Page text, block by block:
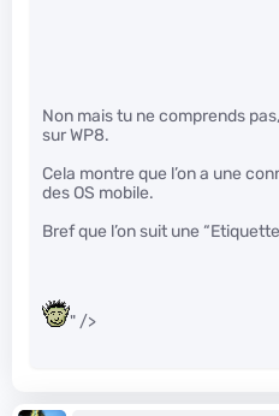
Non mais tu ne comprends
sur WP8.
Cela montre que l’on a une
des OS mobile.
Bref que l’on suit une
" />